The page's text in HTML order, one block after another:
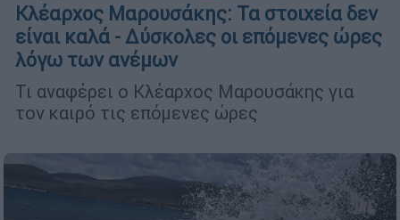
Κλέαρχος Μαρουσάκης: Τα στοιχεία δεν
είναι καλά - Δύσκολες οι επόμενες ώρες
λόγω των ανέμων
Τι αναφέρει ο Κλέαρχος Μαρουσάκης για
τον καιρό τις επόμενες ώρες